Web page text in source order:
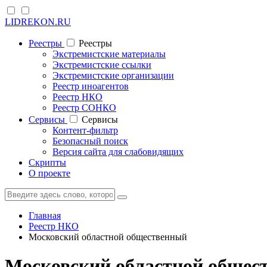
LIDREKON.RU
Реестры
Реестры
Экстремистские материалы
Экстремистские ссылки
Экстремистские организации
Реестр иноагентов
Реестр НКО
Реестр СОНКО
Cервисы
Cервисы
Контент-фильтр
Безопасный поиск
Версия сайта для слабовидящих
Скрипты
О проекте
Главная
Реестр НКО
Московский областной общественный